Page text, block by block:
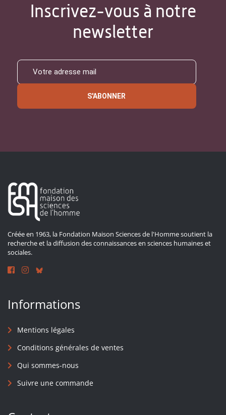
Inscrivez-vous à notre
newsletter
S'ABONNER
Créée en 1963, la Fondation Maison Sciences de l'Homme soutient la
recherche et la diffusion des connaissances en sciences humaines et
sociales.
Informations
Mentions légales
Conditions générales de ventes
Qui sommes-nous
Suivre une commande